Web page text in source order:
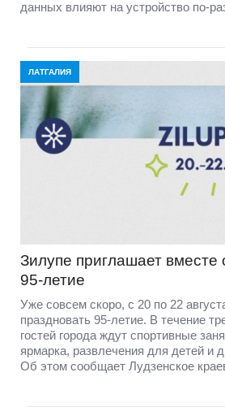
данных влияют на устройство по-
ЛАТГАЛИЯ
Зилупе приглашает вместе
95-летие
Уже совсем скоро, с 20 по 22
праздновать 95-летие. В течение
гостей города ждут спортивные
ярмарка, развлечения для детей и
Об этом сообщает Лудзенское